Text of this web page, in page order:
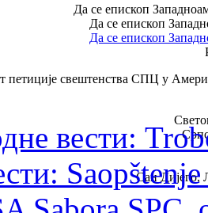
Да се епископ
Да се епископ
Да се епископ
петиције свештенства СПЦ у
Сан Дијего,
вести: